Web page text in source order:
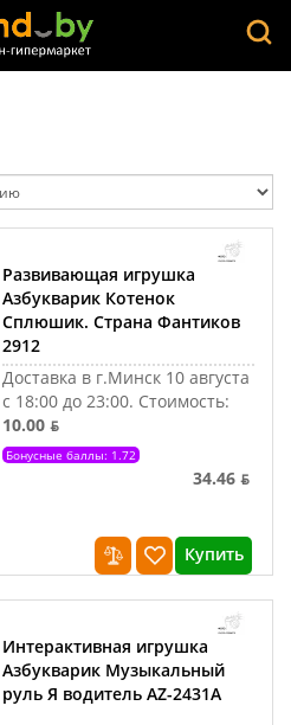
Развивающая игрушка
Азбукварик Котенок
Сплюшик. Страна Фантиков
2912
Доставка в г.Минск 10 августа
с 18:00 до 23:00. Стоимость:
10.00 ƃ
Бонусные баллы: 1.72
34.46 ƃ
Купить
Интерактивная игрушка
Азбукварик Музыкальный
руль Я водитель AZ-2431A